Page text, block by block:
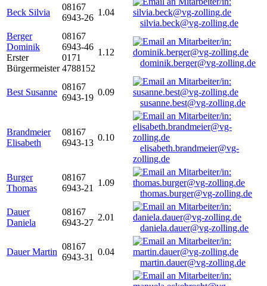
Beck Silvia
08167
6943-26
1.04
silvia.beck@vg-zolling.de
Berger
Dominik
Erster
Bürgermeister
08167
6943-46
0171
4788152
1.12
dominik.berger@vg-zolling.de
Best Susanne
08167
6943-19
0.09
susanne.best@vg-zolling.de
Brandmeier
Elisabeth
08167
6943-13
0.10
elisabeth.brandmeier@vg-
zolling.de
Burger
Thomas
08167
6943-21
1.09
thomas.burger@vg-zolling.de
Dauer
Daniela
08167
6943-27
2.01
daniela.dauer@vg-zolling.de
Dauer Martin
08167
6943-31
0.04
martin.dauer@vg-zolling.de